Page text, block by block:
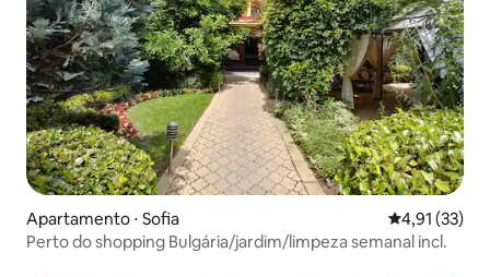
Apartamento ⋅ Sofia 4,91 de uma
4,91 (33)
Perto do shopping Bulgária/jardim/limpeza semanal incl.